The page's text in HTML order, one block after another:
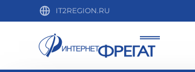
IT2REGION.RU